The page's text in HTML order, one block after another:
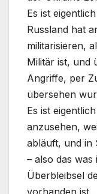
Es ist
Russland hat
militarisieren,
Militär ist, und
Angriffe, per
übersehen
Es ist
anzusehen,
abläuft, und in
– also das
Überbleibsel